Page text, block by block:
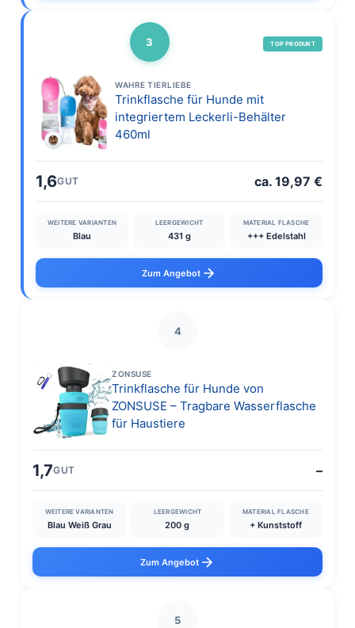
3 TOP PRODUKT
WAHRE TIERLIEBE
Trinkflasche für Hunde mit
integriertem Leckerli-Behälter
460ml
1,6GUT ca. 19,97 €
WEITERE VARIANTEN
Blau
LEERGEWICHT
431 g
MATERIAL FLASCHE
+++ Edelstahl
Zum Angebot
4
ZONSUSE
Trinkflasche für Hunde von
ZONSUSE – Tragbare Wasserflasche
für Haustiere
1,7GUT –
WEITERE VARIANTEN
Blau Weiß Grau
LEERGEWICHT
200 g
MATERIAL FLASCHE
+ Kunststoff
Zum Angebot
5